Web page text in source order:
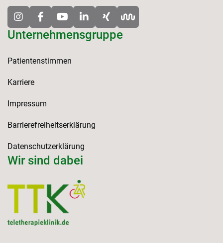
Unternehmensgruppe
Patientenstimmen
Karriere
Impressum
Barrierefreiheitserklärung
Datenschutzerklärung
Wir sind dabei